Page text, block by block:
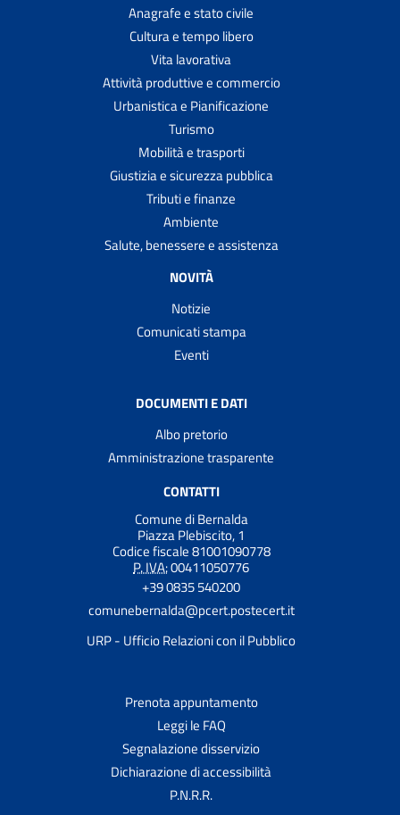
Anagrafe e stato civile
Cultura e tempo libero
Vita lavorativa
Attività produttive e commercio
Urbanistica e Pianificazione
Turismo
Mobilità e trasporti
Giustizia e sicurezza pubblica
Tributi e finanze
Ambiente
Salute, benessere e assistenza
NOVITÀ
Notizie
Comunicati stampa
Eventi
DOCUMENTI E DATI
Albo pretorio
Amministrazione trasparente
CONTATTI
Comune di Bernalda
Piazza Plebiscito, 1
Codice fiscale 81001090778
P. IVA:00411050776
+39 0835 540200
comunebernalda@pcert.postecert.it
URP - Ufficio Relazioni con il Pubblico
Prenota appuntamento
Leggi le FAQ
Segnalazione disservizio
Dichiarazione di accessibilità
P.N.R.R.